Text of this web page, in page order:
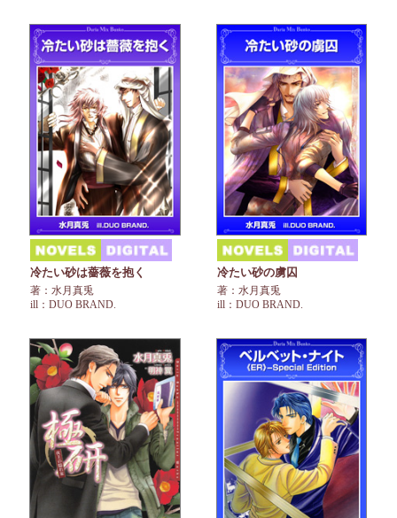
冷たい砂は薔薇を抱く
著：水月真兎
ill：DUO BRAND.
冷たい砂の虜囚
著：水月真兎
ill：DUO BRAND.